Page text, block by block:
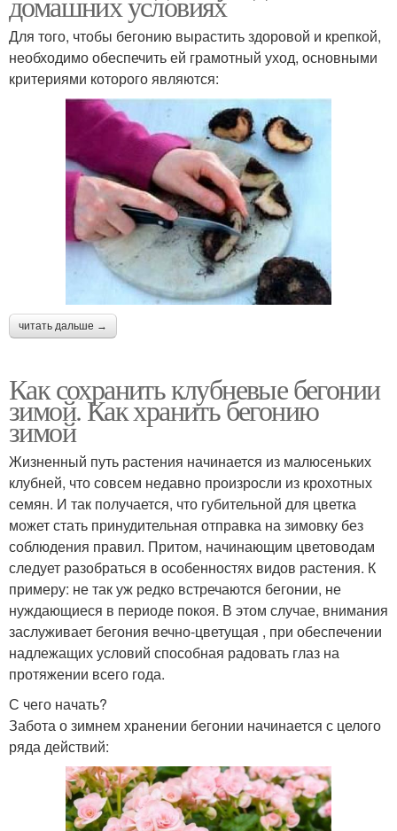
Для того, чтобы бегонию вырастить здоровой и крепкой,
необходимо обеспечить ей грамотный уход, основными
критериями которого являются:
читать дальше →
Как сохранить клубневые бегонии
зимой. Как хранить бегонию
зимой
Жизненный путь растения начинается из малюсеньких
клубней, что совсем недавно произросли из крохотных
семян. И так получается, что губительной для цветка
может стать принудительная отправка на зимовку без
соблюдения правил. Притом, начинающим цветоводам
следует разобраться в особенностях видов растения. К
примеру: не так уж редко встречаются бегонии, не
нуждающиеся в периоде покоя. В этом случае, внимания
заслуживает бегония вечно-цветущая , при обеспечении
надлежащих условий способная радовать глаз на
протяжении всего года.
С чего начать?
Забота о зимнем хранении бегонии начинается с целого
ряда действий: